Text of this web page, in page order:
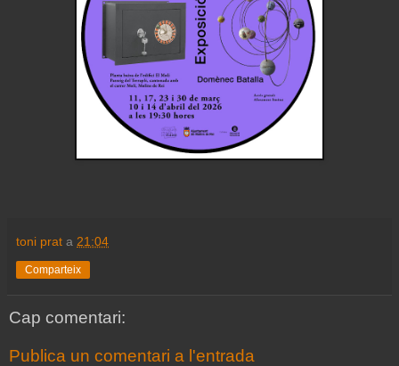
toni prat a 21:04
Comparteix
Cap comentari:
Publica un comentari a l'entrada